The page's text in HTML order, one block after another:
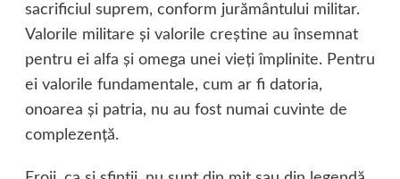
sacrificiul suprem, conform jurământului militar.
Valorile militare şi valorile creştine au însemnat
pentru ei alfa şi omega unei vieţi împlinite. Pentru
ei valorile fundamentale, cum ar fi datoria,
onoarea şi patria, nu au fost numai cuvinte de
complezenţă.